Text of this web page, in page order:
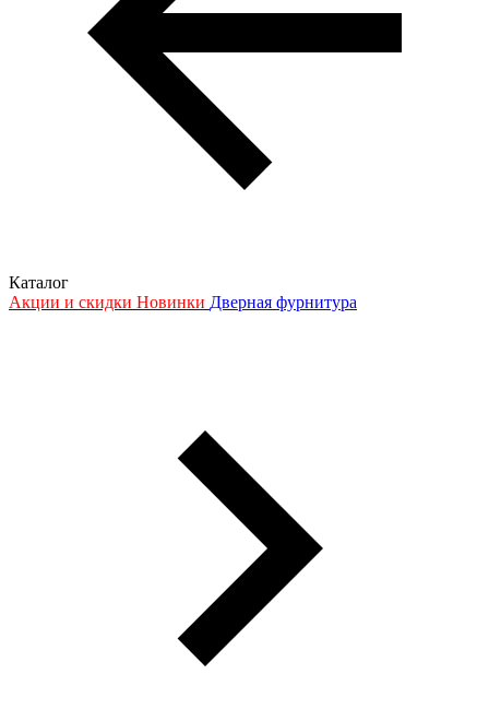
Каталог
Акции и скидки Новинки Дверная фурнитура